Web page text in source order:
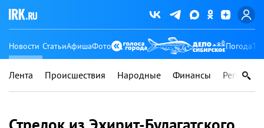
Новости СтатьиАфишаФото Погода
Лента Происшествия Народные Финансы Регионы